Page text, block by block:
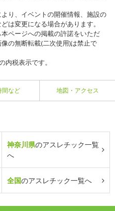
り、イベントの開催情報、施設の
は変更になる場合があります。
ページへの掲載の許諾をいただ
の無断転載(二次使用)は禁止で
税表示です。
間など 地図・アクセス
神奈川県のアスレチック一覧
へ
全国のアスレチック一覧へ